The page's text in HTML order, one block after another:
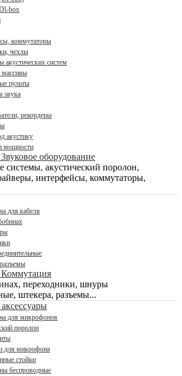
box
коммутаторы
чехлы
акустических систем
пульты
звука
рекордеры
акустику
мощности
оборудование
системы, акустический поролон,
интерфейсы, коммутаторы,
для кабеля
Коммутация
переходники, шнуры
штекера, разъемы...
для микрофонов
поролон
для микрофона
стойки
беспроводные